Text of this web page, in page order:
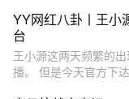
YY网红八卦丨王小
台
王小源这两天频繁的
播。 但是今天官方下